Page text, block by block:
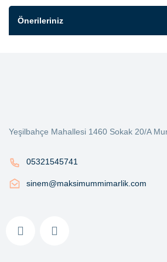
Önerileriniz
Yeşilbahçe Mahallesi 1460 Sokak 20/A
05321545741
sinem@maksimummimarlik.com